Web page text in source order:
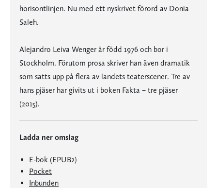
horisontlinjen. Nu med ett nyskrivet förord av Donia
Saleh.
Alejandro Leiva Wenger är född 1976 och bor i
Stockholm. Förutom prosa skriver han även dramatik
som satts upp på flera av landets teaterscener. Tre av
hans pjäser har givits ut i boken Fakta – tre pjäser
(2015).
Ladda ner omslag
E-bok (EPUB2)
Pocket
Inbunden